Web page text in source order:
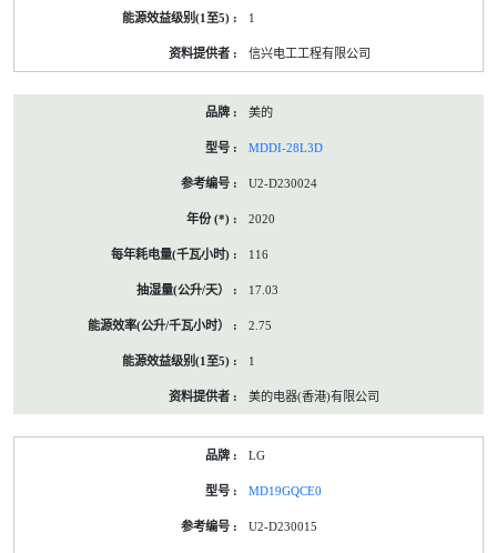
1
信兴电工工程有限公司
美的
MDDI-28L3D
U2-D230024
2020
116
17.03
2.75
1
美的电器(香港)有限公司
LG
MD19GQCE0
U2-D230015